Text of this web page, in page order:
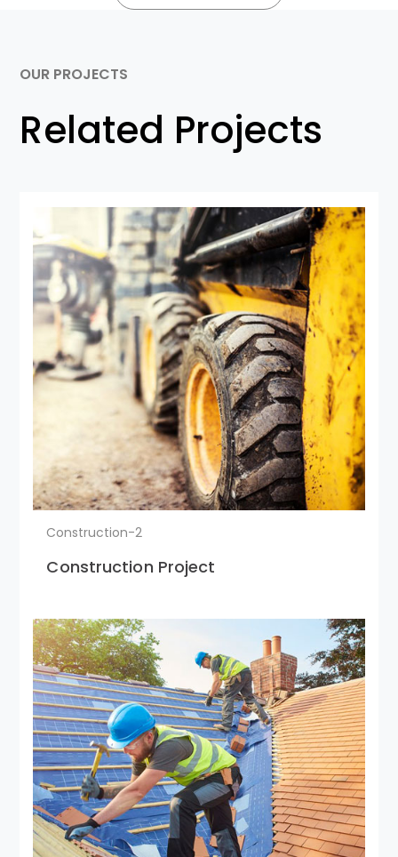
OUR PROJECTS
Related Projects
Construction-2
Construction Project